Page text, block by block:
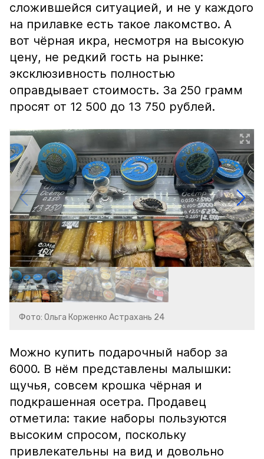
сложившейся ситуацией, и не у каждого
на прилавке есть такое лакомство. А
вот чёрная икра, несмотря на высокую
цену, не редкий гость на рынке:
эксклюзивность полностью
оправдывает стоимость. За 250 грамм
просят от 12 500 до 13 750 рублей.
Фото: Ольга Корженко Астрахань 24
Можно купить подарочный набор за
6000. В нём представлены малышки:
щучья, совсем крошка чёрная и
подкрашенная осетра. Продавец
отметила: такие наборы пользуются
высоким спросом, поскольку
привлекательны на вид и довольно